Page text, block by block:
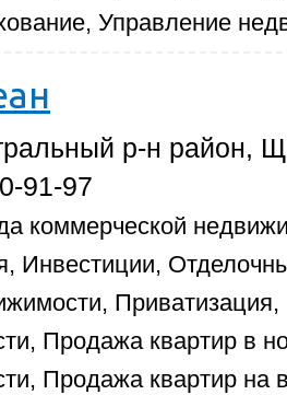
Управление
р-н район,
91-97
коммерческой
Инвестиции,
Продажа квартир в
Продажа квартир на